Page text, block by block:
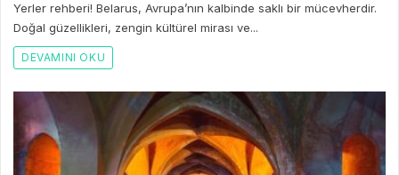
Yerler rehberi! Belarus, Avrupa’nın kalbinde saklı bir mücevherdir.
Doğal güzellikleri, zengin kültürel mirası ve...
DEVAMINI OKU